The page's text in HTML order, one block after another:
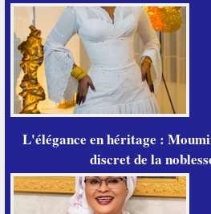
L'élégance en héritage :
discret de la